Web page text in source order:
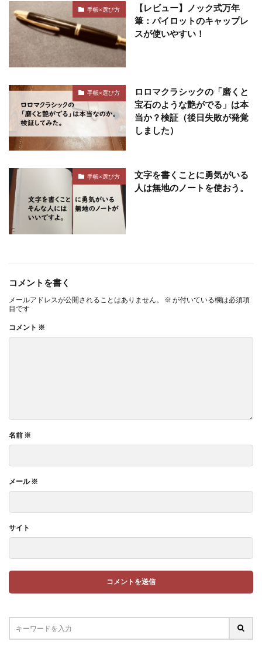
手帳×選び方
【レビュー】ノック式万年
筆：パイロットのキャップレ
スが使いやすい！
手帳×選び方
ロロマクラシックの「磨くと
宝石のような艶がでる」は本
当か？検証（後日失敗が発覚
しました）
手帳×選び方
文字を書くことに勇気がいる
人は無地のノートを使おう。
コメントを書く
メールアドレスが公開されることはありません。 ※ が付いている欄は必須項
目です
コメント ※
名前 ※
メール※
サイト